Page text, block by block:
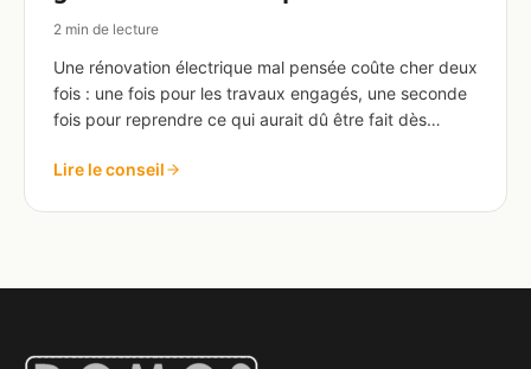
2 min de lecture
Une rénovation électrique mal pensée coûte cher deux
fois : une fois pour les travaux engagés, une seconde
fois pour reprendre ce qui aurait dû être fait dès…
Lire le conseil